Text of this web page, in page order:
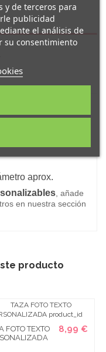
y carga jumbo
aprox.
, añade
en nuestra sección
producto
FOTO TEXTO
8,99 €
y de terceros para
publicidad
el análisis de
su consentimiento